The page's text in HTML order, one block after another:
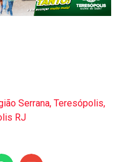
Serrana, Teresópolis,
RJ